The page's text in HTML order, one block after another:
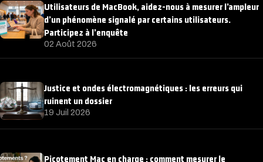
Utilisateurs de MacBook, aidez-nous à mesurer l’ampleur
d’un phénomène signalé par certains utilisateurs.
Participez à l’enquête
02 Août 2026
Justice et ondes électromagnétiques : les erreurs qui
ruinent un dossier
19 Juil 2026
Picotement Mac en charge : comment mesurer le